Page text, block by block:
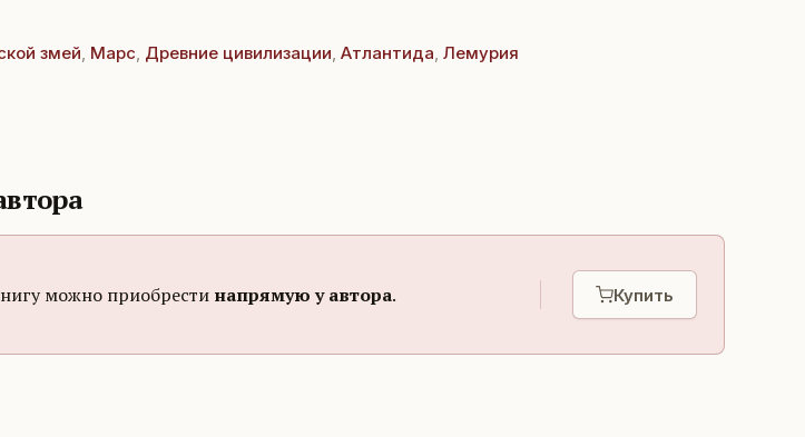
змей, Марс, Древние цивилизации, Атлантида, Лемурия
можно приобрести напрямую у автора. Купить